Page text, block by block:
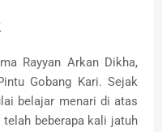
Rayyan Arkan Dikha,
Gobang Kari. Sejak
belajar menari di atas
beberapa kali jatuh